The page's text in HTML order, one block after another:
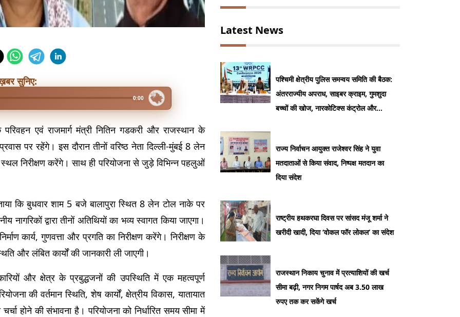
सुनिए:
0:00
एवं राजमार्ग मंत्री नितिन गडकरी और राजस्थान के
पर रहेंगे। इस दौरान तीनों वरिष्ठ नेता दिल्ली-मुंबई 8 लेन
स्थल निरीक्षण करेंगे। साथ ही परियोजना से जुड़े विभिन्न पहलुओं
कि बुधवार शाम 5 बजे बालापुरा स्थित 8 लेन टोल नाके पर
नागरिकों द्वारा तीनों अतिथियों का भव्य स्वागत किया जाएगा।
कार्य, गुणवत्ता और प्रगति का निरीक्षण करेंगे। निरीक्षण के
और लंबित कार्यों की जानकारी ली जाएगी।
और क्षेत्र के प्रबुद्धजनों की उपस्थिति में एक महत्वपूर्ण
की वर्तमान स्थिति, शेष कार्यों, क्षेत्रीय विकास, यातायात
होने की संभावना है। परियोजना को निर्धारित समय सीमा में
Latest News
पश्चिमी क्षेत्रीय पुलिस समन्वय समिति की बैठक:
अंतरराज्यीय अपराध, साइबर क्राइम, गुमशुदा
बच्चों की खोज, नारकोटिक्स कंट्रोल और
राज्य निर्वाचन आयुक्त राजेश्वर सिंह ने युवा
मतदाताओं से किया संवाद, निष्पक्ष मतदान का
दिया संदेश
राष्ट्रीय हथकरघा दिवस पर सांसद मंजू शर्मा ने
खरीदी खादी, दिया ‘वोकल फॉर लोकल’ का संदेश
राजस्थान निकाय चुनाव में प्रत्याशियों की खर्च
सीमा बढ़ी, नगर निगम पार्षद अब 3.50 लाख
रुपए तक कर सकेंगे खर्च